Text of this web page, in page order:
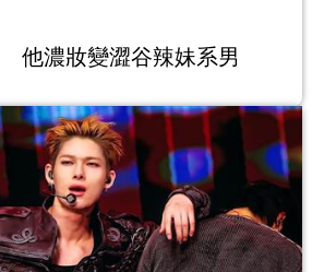
他濃妝變澀谷辣妹系男